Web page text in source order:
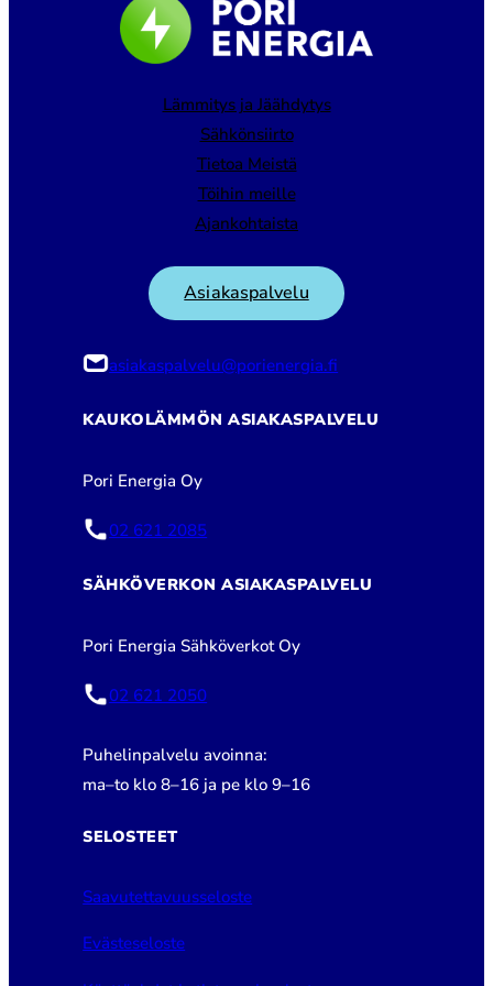
Lämmitys ja Jäähdytys
Sähkönsiirto
Tietoa Meistä
Töihin meille
Ajankohtaista
Asiakaspalvelu
asiakaspalvelu@porienergia.fi
KAUKOLÄMMÖN ASIAKASPALVELU
Pori Energia Oy
02 621 2085
SÄHKÖVERKON ASIAKASPALVELU
Pori Energia Sähköverkot Oy
02 621 2050
Puhelinpalvelu avoinna:
ma–to klo 8–16 ja pe klo 9–16
SELOSTEET
Saavutettavuusseloste
Evästeseloste